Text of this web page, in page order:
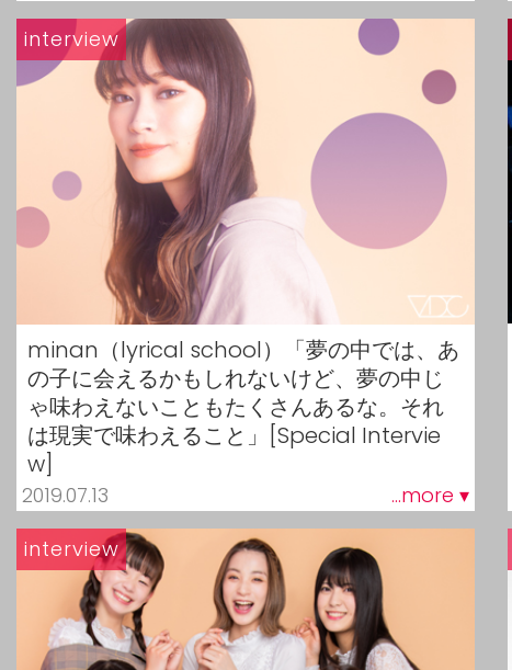
minan（lyrical school）「夢の中では、あ
の子に会えるかもしれないけど、夢の中じ
ゃ味わえないこともたくさんあるな。それ
は現実で味わえること」[Special Intervie
w]
2019.07.13 ...more ▾
interview
interview